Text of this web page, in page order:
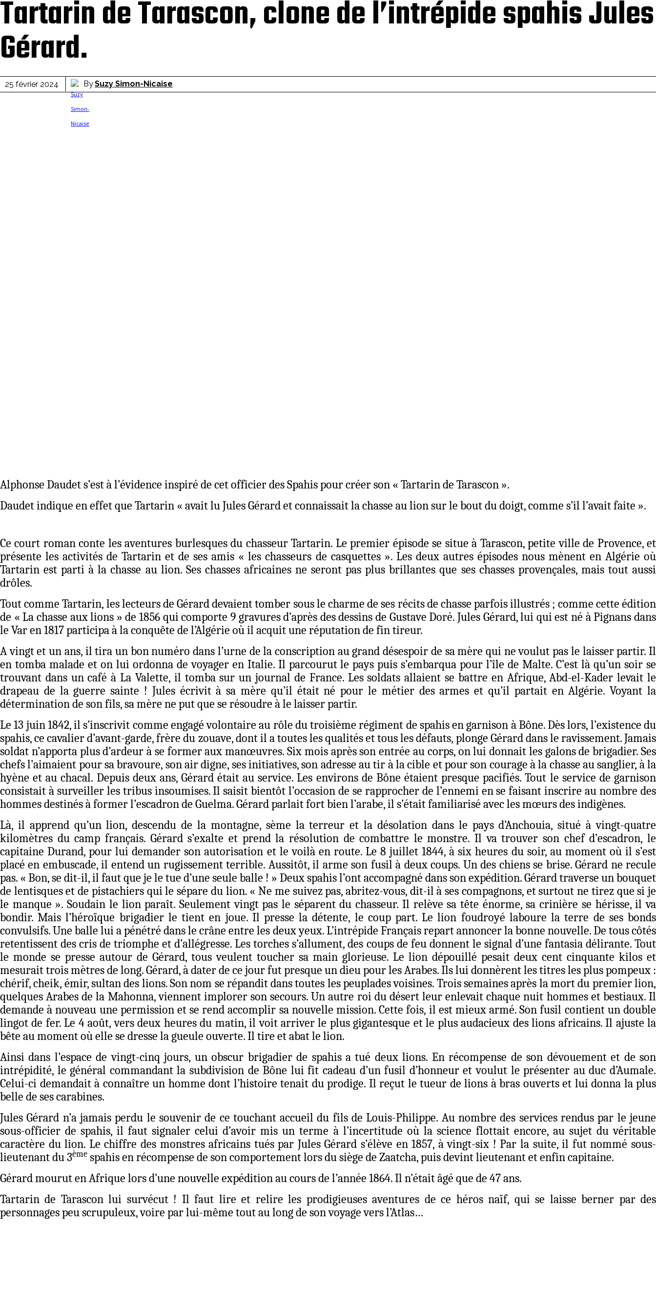
Tartarin de Tarascon, clone de l’intrépide spahis Jules
Gérard.
25 février 2024 BySuzy Simon-Nicaise
Alphonse Daudet s’est à l’évidence inspiré de cet officier des Spahis pour créer son « Tartarin de Tarascon ».
Daudet indique en effet que Tartarin « avait lu Jules Gérard et connaissait la chasse au lion sur le bout du doigt, comme s’il l’avait faite ».
Ce court roman conte les aventures burlesques du chasseur Tartarin. Le premier épisode se situe à Tarascon, petite ville de Provence, et
présente les activités de Tartarin et de ses amis « les chasseurs de casquettes ». Les deux autres épisodes nous mènent en Algérie où
Tartarin est parti à la chasse au lion. Ses chasses africaines ne seront pas plus brillantes que ses chasses provençales, mais tout aussi
drôles.
Tout comme Tartarin, les lecteurs de Gérard devaient tomber sous le charme de ses récits de chasse parfois illustrés ; comme cette édition
de « La chasse aux lions » de 1856 qui comporte 9 gravures d’après des dessins de Gustave Doré. Jules Gérard, lui qui est né à Pignans dans
le Var en 1817 participa à la conquête de l’Algérie où il acquit une réputation de fin tireur.
A vingt et un ans, il tira un bon numéro dans l’urne de la conscription au grand désespoir de sa mère qui ne voulut pas le laisser partir. Il
en tomba malade et on lui ordonna de voyager en Italie. Il parcourut le pays puis s’embarqua pour l’île de Malte. C’est là qu’un soir se
trouvant dans un café à La Valette, il tomba sur un journal de France. Les soldats allaient se battre en Afrique, Abd-el-Kader levait le
drapeau de la guerre sainte ! Jules écrivit à sa mère qu’il était né pour le métier des armes et qu’il partait en Algérie. Voyant la
détermination de son fils, sa mère ne put que se résoudre à le laisser partir.
Le 13 juin 1842, il s’inscrivit comme engagé volontaire au rôle du troisième régiment de spahis en garnison à Bône. Dès lors, l’existence du
spahis, ce cavalier d’avant-garde, frère du zouave, dont il a toutes les qualités et tous les défauts, plonge Gérard dans le ravissement. Jamais
soldat n’apporta plus d’ardeur à se former aux manœuvres. Six mois après son entrée au corps, on lui donnait les galons de brigadier. Ses
chefs l’aimaient pour sa bravoure, son air digne, ses initiatives, son adresse au tir à la cible et pour son courage à la chasse au sanglier, à la
hyène et au chacal. Depuis deux ans, Gérard était au service. Les environs de Bône étaient presque pacifiés. Tout le service de garnison
consistait à surveiller les tribus insoumises. Il saisit bientôt l’occasion de se rapprocher de l’ennemi en se faisant inscrire au nombre des
hommes destinés à former l’escadron de Guelma. Gérard parlait fort bien l’arabe, il s’était familiarisé avec les mœurs des indigènes.
Là, il apprend qu’un lion, descendu de la montagne, sème la terreur et la désolation dans le pays d’Anchouia, situé à vingt-quatre
kilomètres du camp français. Gérard s’exalte et prend la résolution de combattre le monstre. Il va trouver son chef d’escadron, le
capitaine Durand, pour lui demander son autorisation et le voilà en route. Le 8 juillet 1844, à six heures du soir, au moment où il s’est
placé en embuscade, il entend un rugissement terrible. Aussitôt, il arme son fusil à deux coups. Un des chiens se brise. Gérard ne recule
pas. « Bon, se dit-il, il faut que je le tue d’une seule balle ! » Deux spahis l’ont accompagné dans son expédition. Gérard traverse un bouquet
de lentisques et de pistachiers qui le sépare du lion. « Ne me suivez pas, abritez-vous, dit-il à ses compagnons, et surtout ne tirez que si je
le manque ». Soudain le lion paraît. Seulement vingt pas le séparent du chasseur. Il relève sa tête énorme, sa crinière se hérisse, il va
bondir. Mais l’héroïque brigadier le tient en joue. Il presse la détente, le coup part. Le lion foudroyé laboure la terre de ses bonds
convulsifs. Une balle lui a pénétré dans le crâne entre les deux yeux. L’intrépide Français repart annoncer la bonne nouvelle. De tous côtés
retentissent des cris de triomphe et d’allégresse. Les torches s’allument, des coups de feu donnent le signal d’une fantasia délirante. Tout
le monde se presse autour de Gérard, tous veulent toucher sa main glorieuse. Le lion dépouillé pesait deux cent cinquante kilos et
mesurait trois mètres de long. Gérard, à dater de ce jour fut presque un dieu pour les Arabes. Ils lui donnèrent les titres les plus pompeux :
chérif, cheik, émir, sultan des lions. Son nom se répandit dans toutes les peuplades voisines. Trois semaines après la mort du premier lion,
quelques Arabes de la Mahonna, viennent implorer son secours. Un autre roi du désert leur enlevait chaque nuit hommes et bestiaux. Il
demande à nouveau une permission et se rend accomplir sa nouvelle mission. Cette fois, il est mieux armé. Son fusil contient un double
lingot de fer. Le 4 août, vers deux heures du matin, il voit arriver le plus gigantesque et le plus audacieux des lions africains. Il ajuste la
bête au moment où elle se dresse la gueule ouverte. Il tire et abat le lion.
Ainsi dans l’espace de vingt-cinq jours, un obscur brigadier de spahis a tué deux lions. En récompense de son dévouement et de son
intrépidité, le général commandant la subdivision de Bône lui fit cadeau d’un fusil d’honneur et voulut le présenter au duc d’Aumale.
Celui-ci demandait à connaître un homme dont l’histoire tenait du prodige. Il reçut le tueur de lions à bras ouverts et lui donna la plus
belle de ses carabines.
Jules Gérard n’a jamais perdu le souvenir de ce touchant accueil du fils de Louis-Philippe. Au nombre des services rendus par le jeune
sous-officier de spahis, il faut signaler celui d’avoir mis un terme à l’incertitude où la science flottait encore, au sujet du véritable
caractère du lion. Le chiffre des monstres africains tués par Jules Gérard s’élève en 1857, à vingt-six ! Par la suite, il fut nommé sous-
lieutenant du 3ème spahis en récompense de son comportement lors du siège de Zaatcha, puis devint lieutenant et enfin capitaine.
Gérard mourut en Afrique lors d’une nouvelle expédition au cours de l’année 1864. Il n’était âgé que de 47 ans.
Tartarin de Tarascon lui survécut ! Il faut lire et relire les prodigieuses aventures de ce héros naïf, qui se laisse berner par des
personnages peu scrupuleux, voire par lui-même tout au long de son voyage vers l’Atlas…